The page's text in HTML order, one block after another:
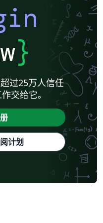
}
过25万人信任
交给它。
计划